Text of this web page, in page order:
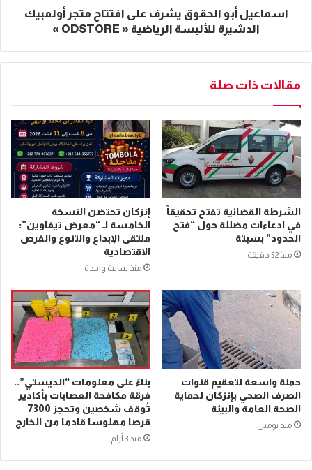
اسماعيل أبو الحقوق يشرف على افتتاح متجر أولمبيك
الدشيرة للألبسة الرياضية « ODSTORE »
مقالات ذات صلة
الشرطة القضائية تفتح تحقيقاً
في ادعاءات مضللة حول “فتح
الحدود” بسبتة
منذ 52 دقيقة
إنزكان تحتضن النسخة
الخامسة لـ “معرض تيفاوين”:
ملتقى الإبداع والتنوع والفرص
الاقتصادية
منذ ساعة واحدة
حملة واسعة لتعقيم قنوات
الصرف الصحي بإنزكان لحماية
الصحة العامة والبيئة
منذ يومين
بناءً على معلومات “الديستي”..
فرقة مكافحة العصابات بأكادير
تُوقف شخصين وتحجز 7300
قرصا مهلوسا قادما من الخارج
منذ 3 أيام